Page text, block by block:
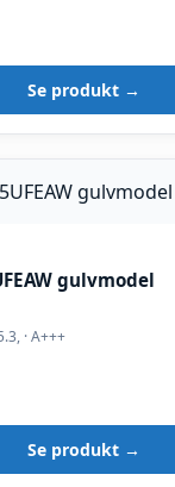
Se produkt →
gulvmodel
· A+++
Se produkt →